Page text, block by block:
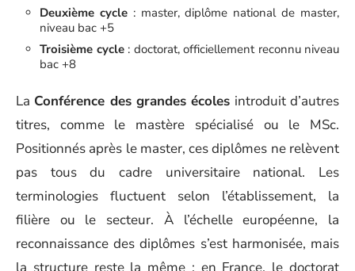
Deuxième cycle: master, diplôme national de master,
niveau bac +5
Troisième cycle: doctorat, officiellement reconnu niveau
bac +8
La Conférence des grandes écoles introduit d’autres
titres, comme le mastère spécialisé ou le MSc.
Positionnés après le master, ces diplômes ne relèvent
pas tous du cadre universitaire national. Les
terminologies fluctuent selon l’établissement, la
filière ou le secteur. À l’échelle européenne, la
reconnaissance des diplômes s’est harmonisée, mais